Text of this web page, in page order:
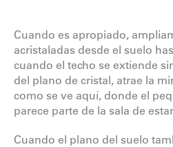
Cuando es apropiado,
acristaladas desde el suelo
cuando el techo se extiende
del plano de cristal, atrae la
como se ve aquí, donde el
parece parte de la sala de
Cuando el plano del suelo